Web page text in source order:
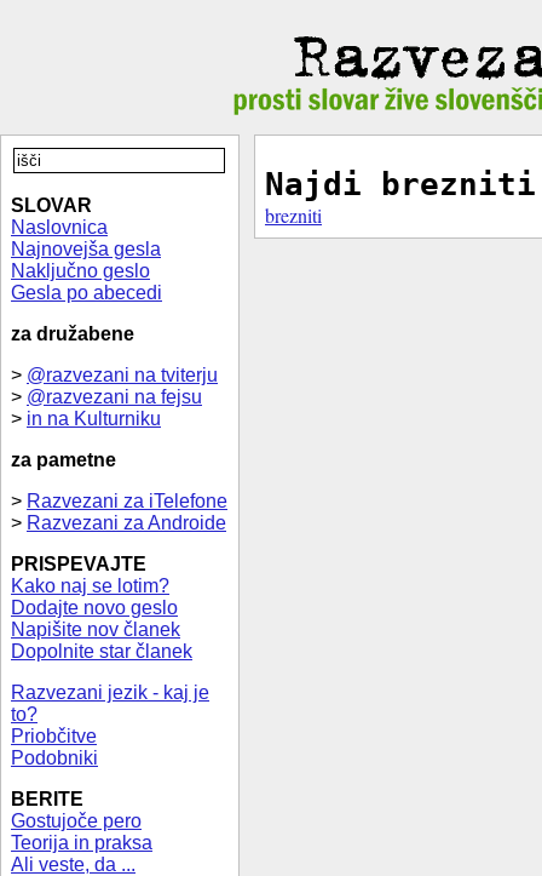
SLOVAR
Naslovnica
Najnovejša gesla
Naključno geslo
Gesla po abecedi
za družabene
> @razvezani na tviterju
> @razvezani na fejsu
> in na Kulturniku
za pametne
> Razvezani za iTelefone
> Razvezani za Androide
PRISPEVAJTE
Kako naj se lotim?
Dodajte novo geslo
Napišite nov članek
Dopolnite star članek
Razvezani jezik - kaj je
to?
Priobčitve
Podobniki
BERITE
Gostujoče pero
Teorija in praksa
Ali veste, da ...
Najdi brezniti
brezniti